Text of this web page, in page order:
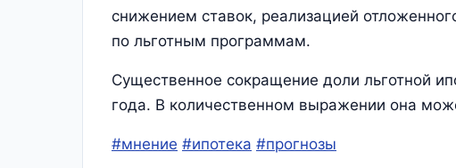
снижением ставок, реализацией
по льготным программам.
Существенное сокращение доли льготной
года. В количественном выражении она
#мнение #ипотека #прогнозы